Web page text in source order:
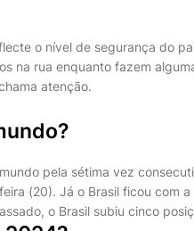
o nível de segurança do
na rua enquanto fazem
atenção.
pela sétima vez
(20). Já o Brasil ficou com a
o Brasil subiu cinco